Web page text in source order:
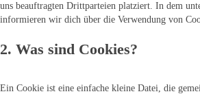
uns beauftragten Drittparteien platziert. In dem
informieren wir dich über die Verwendung von
2. Was sind Cookies?
Ein Cookie ist eine einfache kleine Datei, die